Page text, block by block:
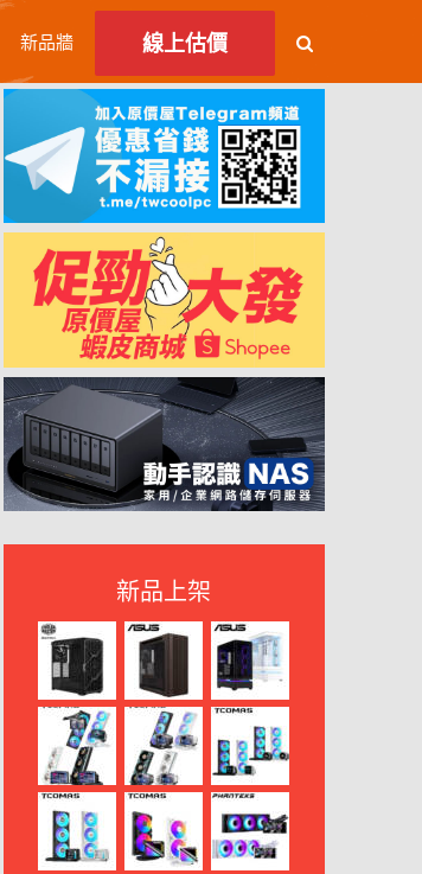
新品牆 線上估價
新品上架